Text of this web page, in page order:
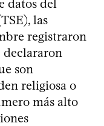
datos del
las
registraron
declararon
son
religiosa o
más alto